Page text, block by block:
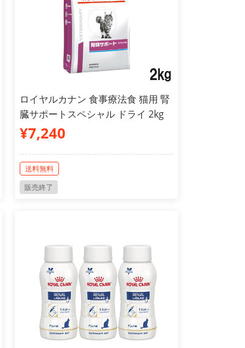
ロイヤルカナン 食事療法食 猫用 腎
臓サポートスペシャル ドライ 2kg
¥7,240
送料無料
販売終了